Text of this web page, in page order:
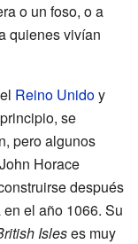
o un foso, o a
quienes vivían
Reino Unidoy
se
pero algunos
Horace
después
en el año 1066. Su
Isleses muy